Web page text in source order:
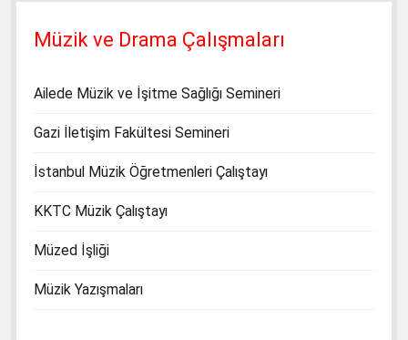
Müzik ve Drama Çalışmaları
Ailede Müzik ve İşitme Sağlığı Semineri
Gazi İletişim Fakültesi Semineri
İstanbul Müzik Öğretmenleri Çalıştayı
KKTC Müzik Çalıştayı
Müzed İşliği
Müzik Yazışmaları